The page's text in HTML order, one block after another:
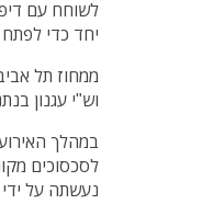
לשוחח עם
יחד כדי לפתח
ממחוז תל
וש"י עגנון
במהלך
לסכסוכים
נעשתה על